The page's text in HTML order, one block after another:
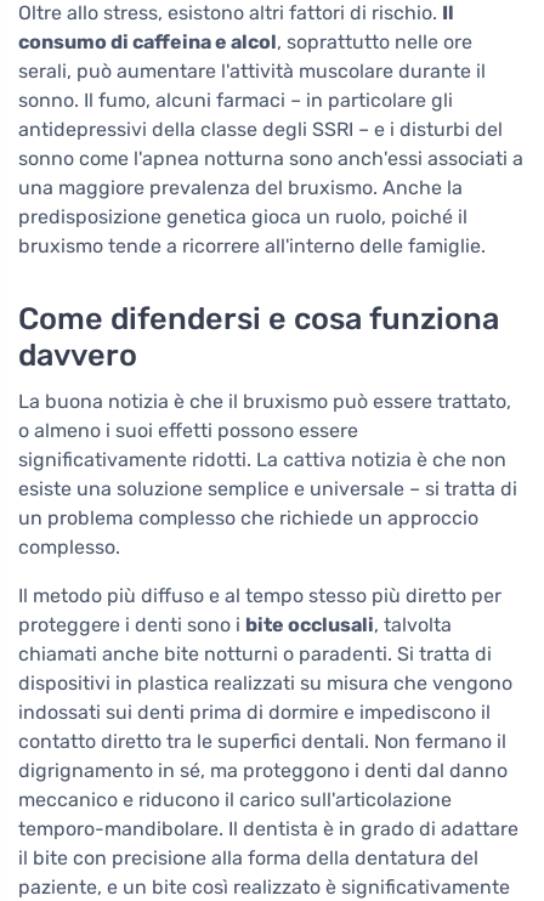
Oltre allo stress, esistono altri fattori di rischio. Il
consumo di caffeina e alcol, soprattutto nelle ore
serali, può aumentare l'attività muscolare durante il
sonno. Il fumo, alcuni farmaci – in particolare gli
antidepressivi della classe degli SSRI – e i disturbi del
sonno come l'apnea notturna sono anch'essi associati a
una maggiore prevalenza del bruxismo. Anche la
predisposizione genetica gioca un ruolo, poiché il
bruxismo tende a ricorrere all'interno delle famiglie.
Come difendersi e cosa funziona
davvero
La buona notizia è che il bruxismo può essere trattato,
o almeno i suoi effetti possono essere
significativamente ridotti. La cattiva notizia è che non
esiste una soluzione semplice e universale – si tratta di
un problema complesso che richiede un approccio
complesso.
Il metodo più diffuso e al tempo stesso più diretto per
proteggere i denti sono i bite occlusali, talvolta
chiamati anche bite notturni o paradenti. Si tratta di
dispositivi in plastica realizzati su misura che vengono
indossati sui denti prima di dormire e impediscono il
contatto diretto tra le superfici dentali. Non fermano il
digrignamento in sé, ma proteggono i denti dal danno
meccanico e riducono il carico sull'articolazione
temporo-mandibolare. Il dentista è in grado di adattare
il bite con precisione alla forma della dentatura del
paziente, e un bite così realizzato è significativamente